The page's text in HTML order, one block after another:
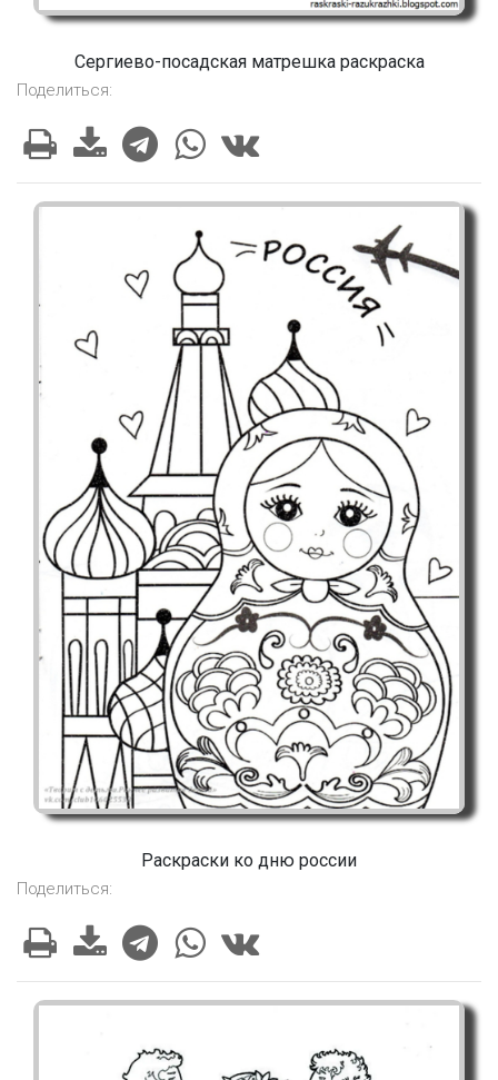
Сергиево-посадская матрешка раскраска
Поделиться:
Раскраски ко дню россии
Поделиться: